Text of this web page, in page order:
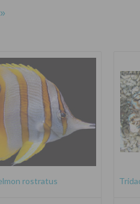
»
rostratus